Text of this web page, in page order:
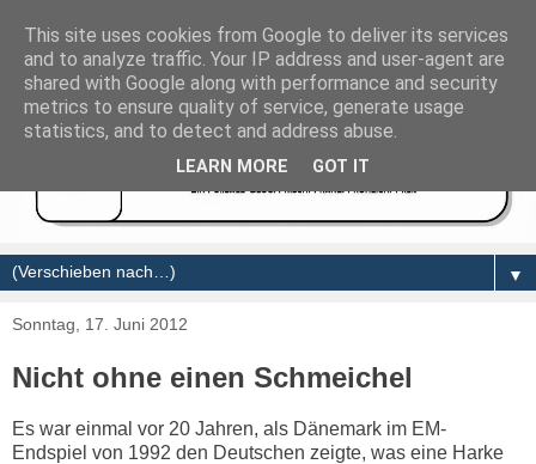
▼
Sonntag, 17. Juni 2012
Nicht ohne einen Schmeichel
Es war einmal vor 20 Jahren, als Dänemark im EM-
Endspiel von 1992 den Deutschen zeigte, was eine Harke
This site uses cookies from Google to deliver its services
and to analyze traffic. Your IP address and user-agent are
shared with Google along with performance and security
metrics to ensure quality of service, generate usage
statistics, and to detect and address abuse.
LEARN MORE GOT IT